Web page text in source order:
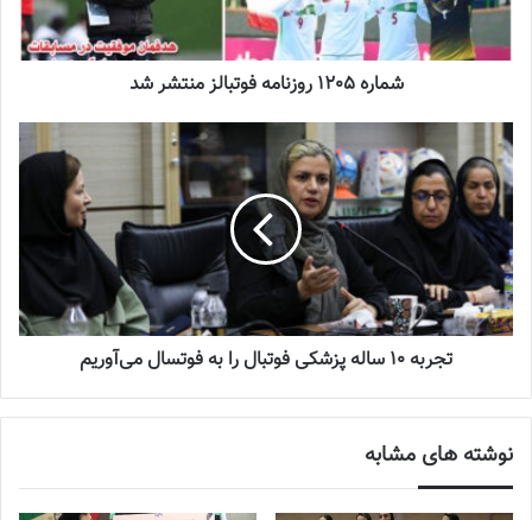
سلیمانی
اضافه کرد: در بازی مقابل ویتنام ما از ۳ بازیکن جوان استفاده
کردیم. مهدیه محمودی نیا گلر جوان ما در درون دروازه قرار گرفت و
عملکرد خوبی داشت. در مسابقه با چین هم ۳ بازیکن دهه هشتادی ما
خوب بوده است. ضمن اینکه ما در این تورنمنت ۳_۴ بازیکن خودمان را
به دلیل گذراندن دوران نقاهت و آسیب دیدگی در اختیار نداشتیم. مهسا
کمالی، فرشته کریمی و نسترن مقیمی این سه بازیکن ما بودند که در این
تورنمنت غایب بودند.
نوشته های مشابه
جنجال جدید در سوپرلیگ فوتسال
2022-12-11
شماره 1205 روزنامه فوتبالز منتشر شد
تجربه 10 ساله پزشکی فوتبال را به فوتسال می‌آوریم
نوشته های مشابه